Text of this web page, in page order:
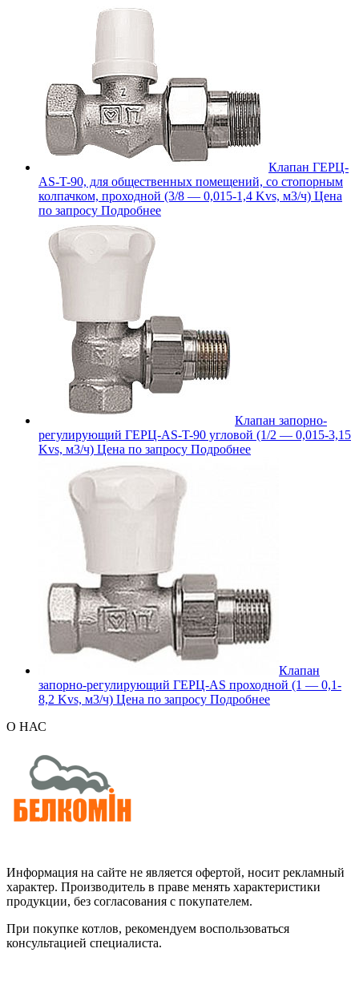
Клапан ГЕРЦ-
AS-T-90, для общественных помещений, со стопорным
колпачком, проходной (3/8 — 0,015-1,4 Kvs, м3/ч) Цена
по запросу Подробнее
Клапан запорно-
регулирующий ГЕРЦ-AS-T-90 угловой (1/2 — 0,015-3,15
Kvs, м3/ч) Цена по запросу Подробнее
Клапан
запорно-регулирующий ГЕРЦ-AS проходной (1 — 0,1-
8,2 Kvs, м3/ч) Цена по запросу Подробнее
О НАС
Информация на сайте не является офертой, носит рекламный
характер. Производитель в праве менять характеристики
продукции, без согласования с покупателем.
При покупке котлов, рекомендуем воспользоваться
консультацией специалиста.